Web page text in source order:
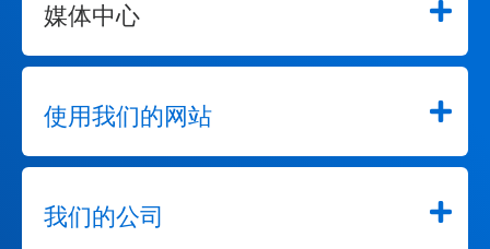
媒体中心
使用我们的网站
我们的公司